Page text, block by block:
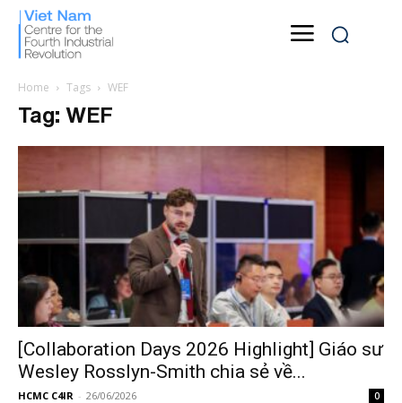
Home Tags WEF
Tag: WEF
[Collaboration Days 2026 Highlight] Giáo sư
Wesley Rosslyn-Smith chia sẻ về...
HCMC C4IR - 26/06/2026 0